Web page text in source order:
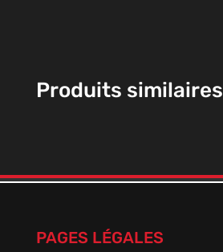
Produits similaires
PAGES LÉGALES